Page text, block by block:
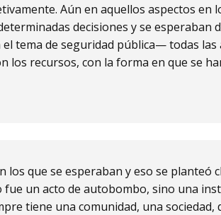
Aún en aquellos aspectos en
decisiones y se esperaban
tema de seguridad pública— todas las
los recursos, con la forma en que se
los que se esperaban y eso se planteó
un acto de autobombo, sino una
tiene una comunidad, una